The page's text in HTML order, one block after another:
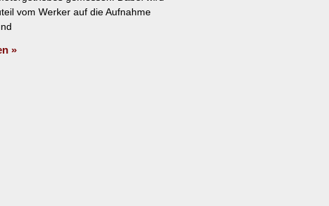
vom Werker auf die Aufnahme
»